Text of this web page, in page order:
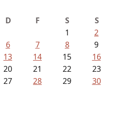
D F S
S
1
2
6 7 8
9
13 14 15
16
20 21 22
23
27 28 29
30